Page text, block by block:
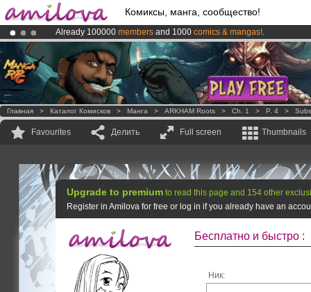
Комиксы, манга, сообщество!
Already 100000 members and 1000 comics & mangas!.
AmilovaKickstarter is now LIVE!.
Premium membership from3.95 euros per month !Get membership
Главная > Каталог Комисков > Манга > ARKHAM Roots > Ch. 1 > P. 4 >
Favourites Делить Full screen Thumbnails
Upgrade to premium to read this page and 154 other
Register in Amilova for free or log in if you already have an
Бесплатно и быстро :
Ник: